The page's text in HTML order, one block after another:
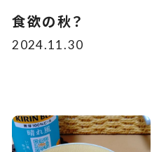
食欲の秋？
2024.11.30